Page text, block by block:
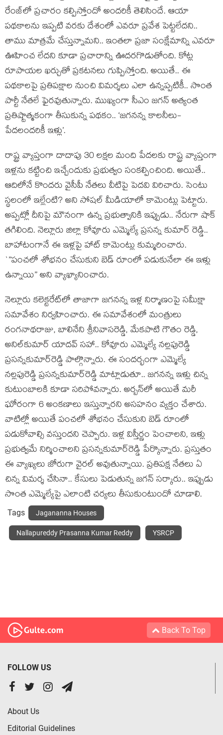
రేంజ్‌లో ప్ర‌చారం క‌ల్పిస్తోందో అంద‌రికీ తెలిసిందే. ఆయా
ప‌థ‌కాల‌ను ఇప్ప‌టి వ‌ర‌కు దేశంలో ఎవ‌రూ ప్ర‌వేశ పెట్ట‌లేద‌ని..
తాము మాత్ర‌మే చేస్తున్నామ‌ని.. ఇంత‌లా ప్ర‌జా సంక్షేమాన్ని ఎవ‌రూ
ఊహించ లేద‌ని కూడా ప్ర‌చారాన్ని ఊద‌ర‌గొడుతోంది. కోట్ల
రూపాయ‌ల ఖ‌ర్చుతో ప్ర‌క‌ట‌న‌లు గుప్పిస్తోంది. అయితే.. ఈ
ప‌థ‌కాల‌పై ప్ర‌తిప‌క్షాల నుంచి విమ‌ర్శ‌లు ఎలా ఉన్న‌ప్ప‌టికీ.. సొంత
పార్టీ నేత‌లే ఫైర‌వుతున్నారు. ముఖ్యంగా సీఎం జ‌గ‌న్ అత్యంత
ప్ర‌తిష్టాత్మ‌కంగా తీసుకున్న ప‌థ‌కం.. ‘జ‌గ‌న‌న్న కాల‌నీలు-
పేద‌లంద‌రికీ ఇళ్లు’.
రాష్ట్ర వ్యాప్తంగా దాదాపు 30 ల‌క్ష‌ల మంది పేద‌ల‌కు రాష్ట్ర వ్యాప్తంగా
ఇళ్ల‌ను క‌ట్టించి ఇచ్చేందుకు ప్ర‌భుత్వం సంక‌ల్పించింది. అయితే..
ఆదిలోనే కొంద‌రు వైసీపీ నేత‌లు వీటిపై పెద‌వి విరిచారు. సెంటు
స్థ‌లంలో ఇల్లేంటి? అని సోష‌ల్ మీడియాలో కామెంట్లు పెట్టారు.
అప్ప‌ట్లో దీనిపై మౌనంగా ఉన్న ప్ర‌భుత్వానికి ఇప్పుడు.. నేరుగా షాక్
త‌గిలింది. నెల్లూరు జిల్లా కోవూరు ఎమ్మెల్యే ప్ర‌స‌న్న కుమార్ రెడ్డి..
బాహాటంగానే ఈ ఇళ్ల‌పై హాట్ కామెంట్లు కుమ్మ‌రించారు.
`”పంచలో శోభనం చేసుకుని బెడ్ రూంలో పడుకునేలా ఈ ఇళ్లు
ఉన్నాయి” అని వ్యాఖ్యానించారు.
నెల్లూరు కలెక్టరేట్‌లో తాజాగా జగనన్న ఇళ్ల నిర్మాణంపై సమీక్షా
సమావేశం నిర్వహించారు. ఈ సమావేశంలో మంత్రులు
రంగనాథరాజు, బాలినేని శ్రీనివాస‌రెడ్డి, మేకపాటి గౌతం రెడ్డి,
అనిల్‌కుమార్ యాద‌వ్ స‌హా.. కోవూరు ఎమ్మెల్యే నల్లపురెడ్డి
ప్రసన్నకుమార్‌రెడ్డి పాల్గొన్నారు. ఈ సందర్భంగా ఎమ్మెల్యే
నల్లపురెడ్డి ప్రసన్నకుమార్‌రెడ్డి మాట్లాడుతూ.. జగనన్న ఇళ్లు చిన్న
కుటుంబాలకి కూడా సరిపోవన్నారు. అర్బన్‌లో అయితే మరీ
ఘోరంగా 6 అంకణాలు ఇస్తున్నారని అసహనం వ్యక్తం చేశారు.
వాటిల్లో అయితే పంచలో శోభనం చేసుకుని బెడ్ రూంలో
పడుకోవాల్సి వస్తుందని చెప్పారు. ఇళ్ల విస్తీర్ణం పెంచాలని, ఇళ్లు
ప్రభుత్వమే నిర్మించాలని ప్రసన్నకుమార్‌రెడ్డి పేర్కొన్నారు. ప్ర‌స్తుతం
ఈ వ్యాఖ్య‌లు జోరుగా వైర‌ల్ అవుతున్నాయి. ప్ర‌తిప‌క్ష నేత‌లు ఏ
చిన్న విమ‌ర్శ చేసినా.. కేసులు పెడుతున్న జ‌గ‌న్ స‌ర్కారు.. ఇప్పుడు
సొంత ఎమ్మెల్యేపై ఎలాంటి చ‌ర్య‌లు తీసుకుంటుందో చూడాలి.
Tags Jagananna Houses
Nallapureddy Prasanna Kumar Reddy YSRCP
Back To Top
FOLLOW US
About Us
Editorial Guidelines